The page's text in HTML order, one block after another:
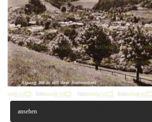
ansehen